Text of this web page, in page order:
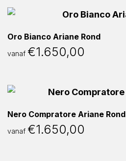
Oro Bianco Ariane Rond
vanaf €1.650,00
Nero Compratore Ariane Rond
vanaf €1.650,00